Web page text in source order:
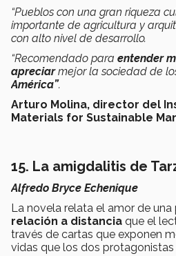
“Pueblos con una gran riqueza
importante de agricultura y
con alto nivel de desarrollo.
“Recomendado para entender
apreciarmejor la sociedad de
América”.
Arturo Molina, director del
Materials for Sustainable
15. La amigdalitis de
Alfredo Bryce Echenique
La novela relata el amor de una
relación a distancia que el
través de cartas que exponen
vidas que los dos